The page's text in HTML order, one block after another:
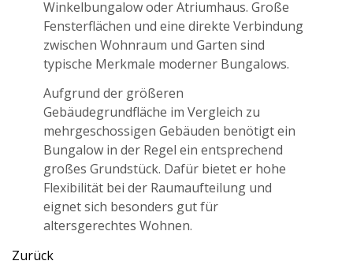
Winkelbungalow oder Atriumhaus. Große
Fensterflächen und eine direkte Verbindung
zwischen Wohnraum und Garten sind
typische Merkmale moderner Bungalows.
Aufgrund der größeren
Gebäudegrundfläche im Vergleich zu
mehrgeschossigen Gebäuden benötigt ein
Bungalow in der Regel ein entsprechend
großes Grundstück. Dafür bietet er hohe
Flexibilität bei der Raumaufteilung und
eignet sich besonders gut für
altersgerechtes Wohnen.
Zurück